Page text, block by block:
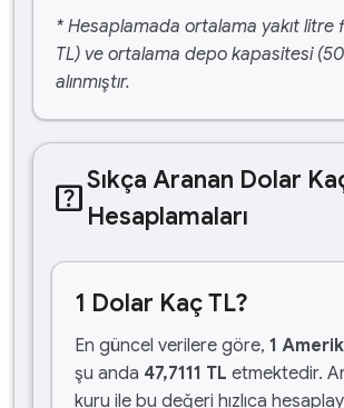
* Hesaplamada ortalama yakıt litre
TL) ve ortalama depo kapasitesi
alınmıştır.
help_centerSıkça Aranan Dolar
Hesaplamaları
1 Dolar Kaç TL?
En güncel verilere göre, 1
şu anda 47,7111 TL etmektedir.
kuru ile bu değeri hızlıca